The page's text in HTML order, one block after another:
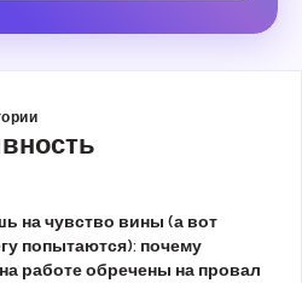
на чувство вины (а вот
попытаются): почему
работе обречены на провал